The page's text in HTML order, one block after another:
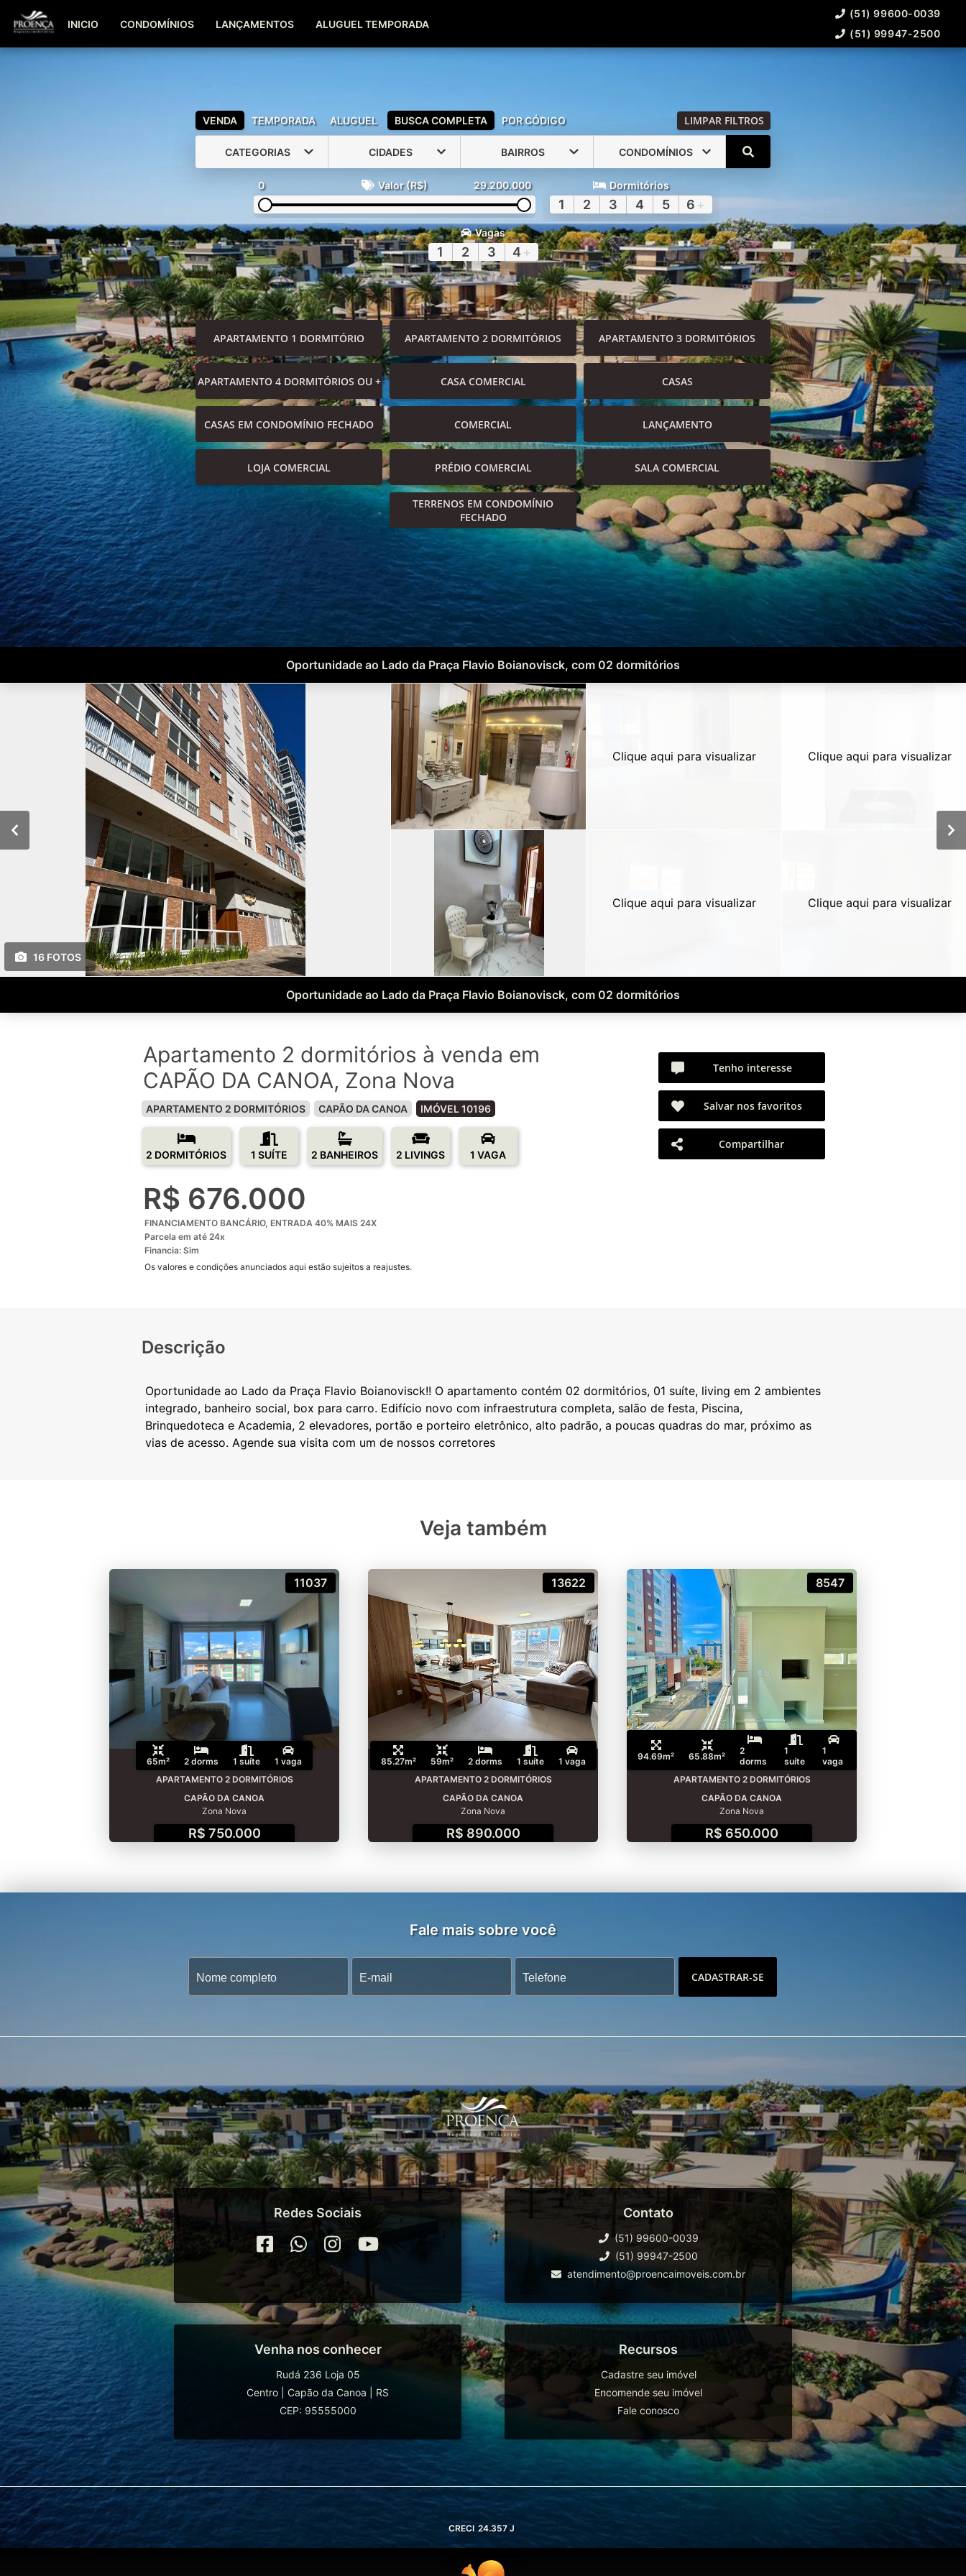
(51) 99600-0039
INICIO CONDOMÍNIOS LANÇAMENTOS ALUGUEL TEMPORADA
(51) 99600-0039
(51) 99947-2500
VENDA TEMPORADA ALUGUEL BUSCA COMPLETA POR CÓDIGO LIMPAR FILTROS
CATEGORIAS CIDADES BAIRROS CONDOMÍNIOS
0 Valor (R$) 29.200.000 Dormitórios
1 2 3 4 5 6 +
Vagas
1 2 3 4 +
APARTAMENTO 1 DORMITÓRIO APARTAMENTO 2 DORMITÓRIOS APARTAMENTO 3 DORMITÓRIOS
APARTAMENTO 4 DORMITÓRIOS OU + CASA COMERCIAL CASAS
CASAS EM CONDOMÍNIO FECHADO COMERCIAL LANÇAMENTO
LOJA COMERCIAL PRÉDIO COMERCIAL SALA COMERCIAL
TERRENOS EM CONDOMÍNIO
FECHADO
Oportunidade ao Lado da Praça Flavio Boianovisck, com 02 dormitórios
16 FOTOS
Clique aqui para visualizar
Clique aqui para visualizar
Clique aqui para visualizar
Clique aqui para visualizar
Oportunidade ao Lado da Praça Flavio Boianovisck, com 02 dormitórios
Apartamento 2 dormitórios à venda em
CAPÃO DA CANOA, Zona Nova
APARTAMENTO 2 DORMITÓRIOS CAPÃO DA CANOA IMÓVEL 10196
2 DORMITÓRIOS 1 SUÍTE 2 BANHEIROS 2 LIVINGS 1 VAGA
R$ 676.000
FINANCIAMENTO BANCÁRIO, ENTRADA 40% MAIS 24X
Parcela em até 24x
Financia: Sim
Os valores e condições anunciados aqui estão sujeitos a reajustes.
Tenho interesse
Salvar nos favoritos
Compartilhar
Descrição
Oportunidade ao Lado da Praça Flavio Boianovisck!! O apartamento contém 02 dormitórios, 01 suíte, living em 2 ambientes
integrado, banheiro social, box para carro. Edifício novo com infraestrutura completa, salão de festa, Piscina,
Brinquedoteca e Academia, 2 elevadores, portão e porteiro eletrônico, alto padrão, a poucas quadras do mar, próximo as
Veja também
11037
65m² 2 dorms 1 suíte
1 vaga
APARTAMENTO 2 DORMITÓRIOS
CAPÃO DA CANOA
Zona Nova
R$ 750.000
13622
85.27m² 59m² 2 dorms 1 suíte
1 vaga
APARTAMENTO 2 DORMITÓRIOS
CAPÃO DA CANOA
Zona Nova
R$ 890.000
8547
94.69m² 65.88m²
2
dorms
1
suíte
1
vaga
APARTAMENTO 2 DORMITÓRIOS
CAPÃO DA CANOA
Zona Nova
R$ 650.000
Fale mais sobre você
CADASTRAR-SE
Redes Sociais Contato
(51) 99600-0039
(51) 99947-2500
atendimento@proencaimoveis.com.br
Venha nos conhecer
Rudá 236 Loja 05
Centro
Capão da Canoa
RS
CEP: 95555000
Recursos
Cadastre seu imóvel
Encomende seu imóvel
Fale conosco
CRECI 24.357 J